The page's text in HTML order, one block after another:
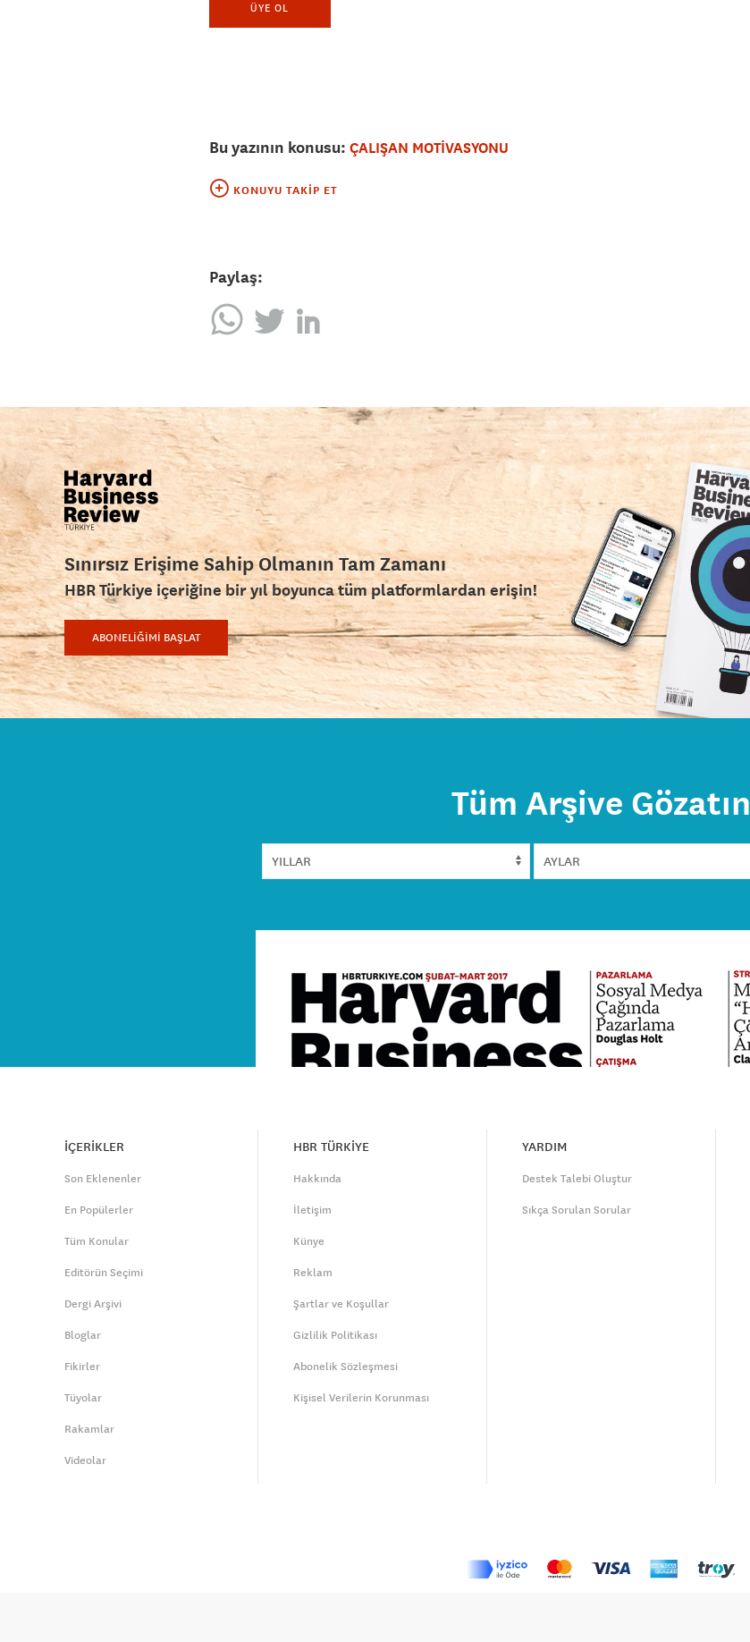
ÜYE OL
Bu yazının konusu: ÇALIŞAN MOTİVASYONU
KONUYU TAKIP ET
Paylaş:
Sınırsız Erişime Sahip Olmanın Tam Zamanı
HBR Türkiye içeriğine bir yıl boyunca tüm platformlardan erişin!
ABONELİĞİMİ BAŞLAT
Tüm Arşive Gözatın
İÇERİKLER
Son Eklenenler
En Popülerler
Tüm Konular
Editörün Seçimi
Dergi Arşivi
Bloglar
Fikirler
Tüyolar
Rakamlar
Videolar
HBR TÜRKİYE
Hakkında
İletişim
Künye
Reklam
Şartlar ve Koşullar
Gizlilik Politikası
Abonelik Sözleşmesi
Kişisel Verilerin Korunması
YARDIM
Destek Talebi Oluştur
Sıkça Sorulan Sorular